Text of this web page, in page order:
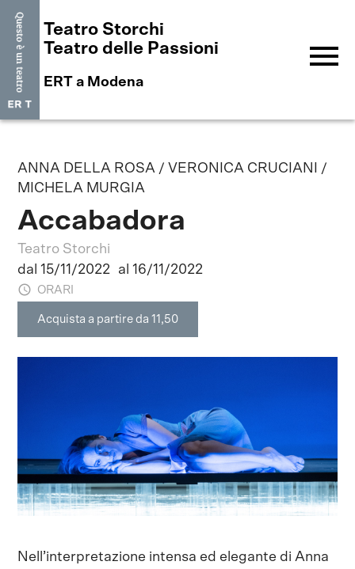
Teatro Storchi
Teatro delle Passioni
ERT a Modena
menu
ANNA DELLA ROSA / VERONICA CRUCIANI /
MICHELA MURGIA
Accabadora
Teatro Storchi
dal 15/11/2022
al 16/11/2022
ORARI
Acquista a partire da 11,50
Nell’interpretazione intensa ed elegante di Anna